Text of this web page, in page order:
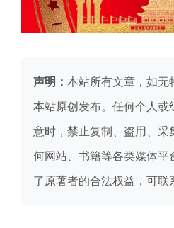
声明： 本站所有文章，如无
本站原创发布。任何个人或
意时，禁止复制、盗用、
何网站、书籍等各类媒体
了原著者的合法权益，可联